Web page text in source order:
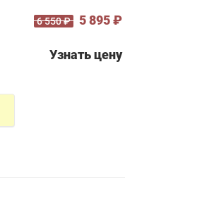
6 550 ₽ 5 895 ₽
Узнать цену